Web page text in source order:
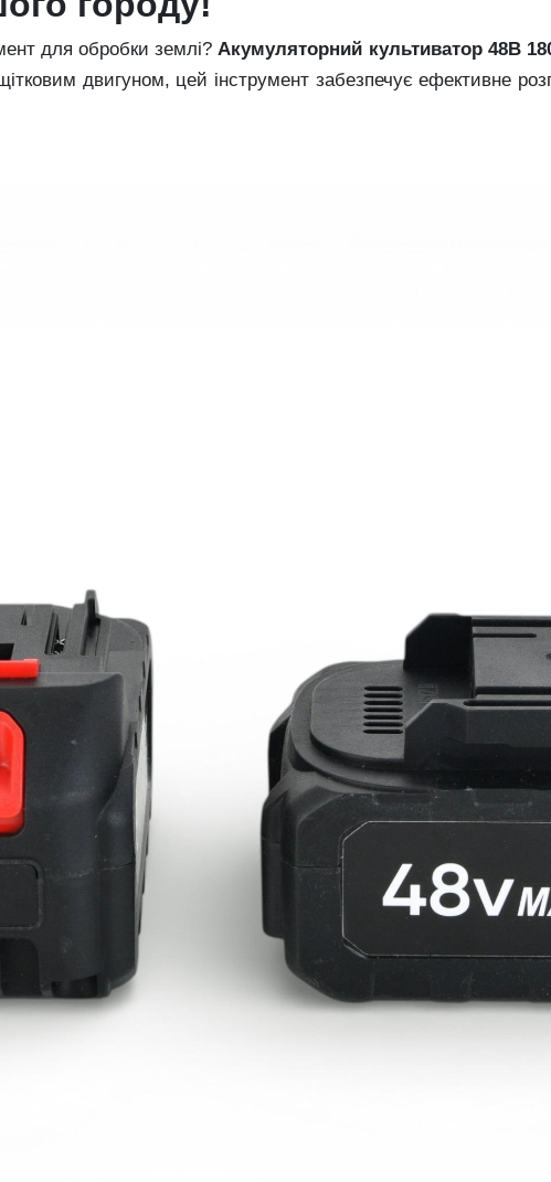
для обробки землі?Акумуляторний культиватор 48В
двигуном, цей інструмент забезпечує ефективне